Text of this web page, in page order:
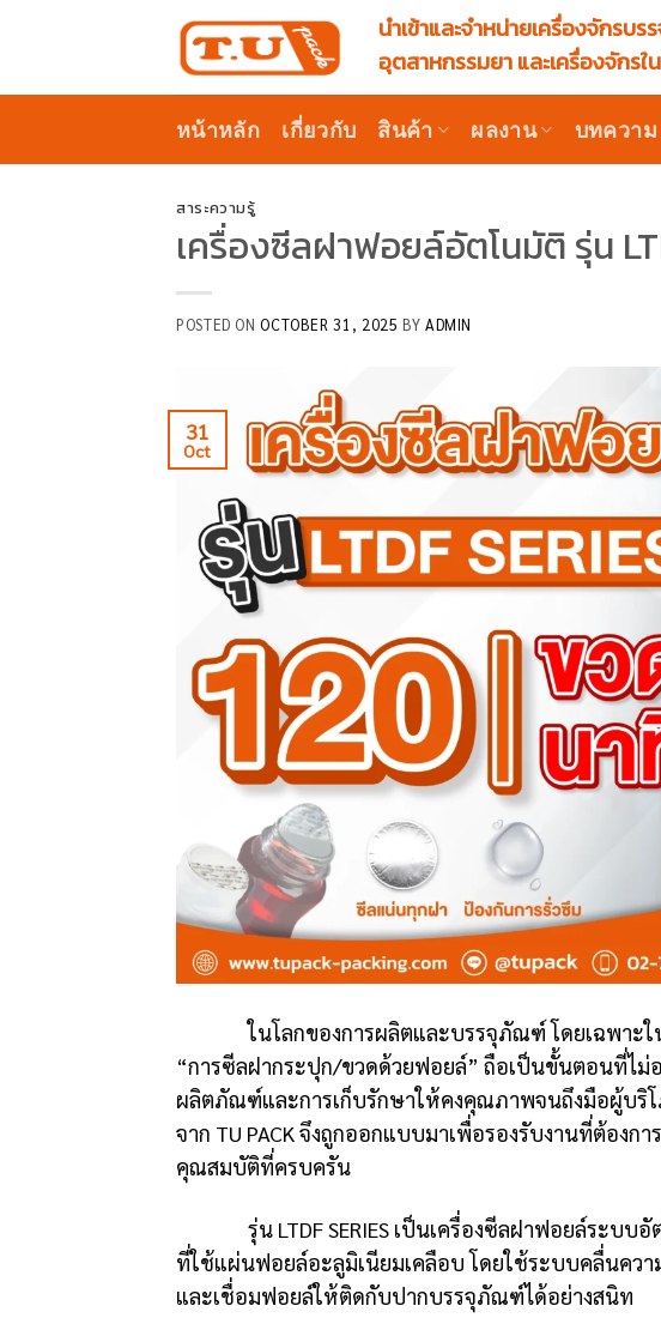
นำเข้าและจำหน่ายเครื่องจักรบ
อุตสาหกรรมยา และเครื่องจักร
หน้าหลัก เกี่ยวกับ สินค้า ผลงาน บทความ
สาระความรู้
เครื่องซีลฝาฟอยล์อัตโนมัติ รุ่น
POSTED ON OCTOBER 31, 2025 BY ADMIN
31
Oct
ในโลกของการผลิตและบรรจุภัณฑ์ โดยเฉพาะในอุ
“การซีลฝากระปุก/ขวดด้วยฟอยล์” ถือเป็นขั้นตอนที่ไ
ผลิตภัณฑ์และการเก็บรักษาให้คงคุณภาพจนถึงมือผู้บริ
จาก TU PACK จึงถูกออกแบบมาเพื่อรองรับงานที่ต้อง
คุณสมบัติที่ครบครัน
รุ่น LTDF SERIES เป็นเครื่องซีลฝาฟอยล์ระบบอั
ที่ใช้แผ่นฟอยล์อะลูมิเนียมเคลือบ โดยใช้ระบบคลื่นคว
และเชื่อมฟอยล์ให้ติดกับปากบรรจุภัณฑ์ได้อย่างสนิท